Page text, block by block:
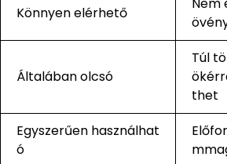
Könnyen elérhető
Nem
Általában olcsó
Túl
thet
Egyszerűen használhat
ó